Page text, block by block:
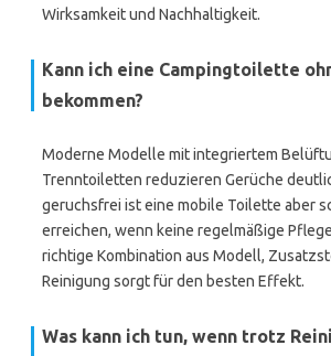
Wirksamkeit und Nachhaltigkeit.
Kann ich eine Campingtoilette
bekommen?
Moderne Modelle mit integriertem
Trenntoiletten reduzieren Gerüche
geruchsfrei ist eine mobile Toilette aber
erreichen, wenn keine regelmäßige
richtige Kombination aus Modell,
Reinigung sorgt für den besten Effekt.
Was kann ich tun, wenn trotz